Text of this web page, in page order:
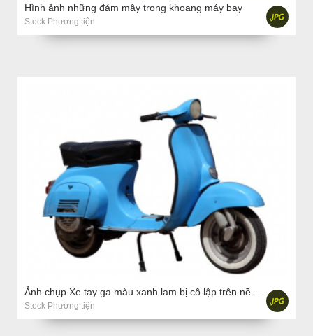
Hình ảnh những đám mây trong khoang máy bay
Stock Phương tiện
Ảnh chụp Xe tay ga màu xanh lam bị cô lập trên nền trắng
Stock Phương tiện